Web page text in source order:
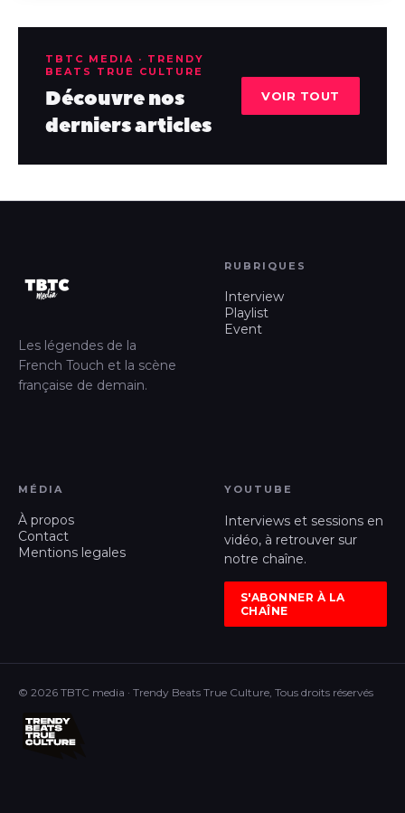
TBTC MEDIA · TRENDY
BEATS TRUE CULTURE
Découvre nos
derniers articles
VOIR TOUT
Les légendes de la
French Touch et la scène
française de demain.
RUBRIQUES
Interview
Playlist
Event
MÉDIA
À propos
Contact
Mentions legales
YOUTUBE
Interviews et sessions en
vidéo, à retrouver sur
notre chaîne.
S'ABONNER À LA
CHAÎNE
© 2026 TBTC media · Trendy Beats True Culture, Tous droits réservés